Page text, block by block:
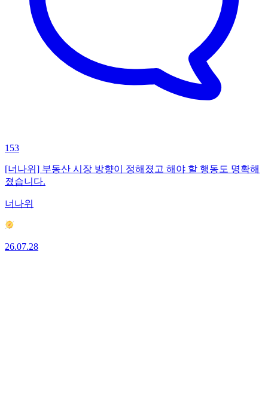
153
[너나위] 부동산 시장 방향이 정해졌고 해야 할 행동도 명확해
졌습니다.
너나위
26.07.28